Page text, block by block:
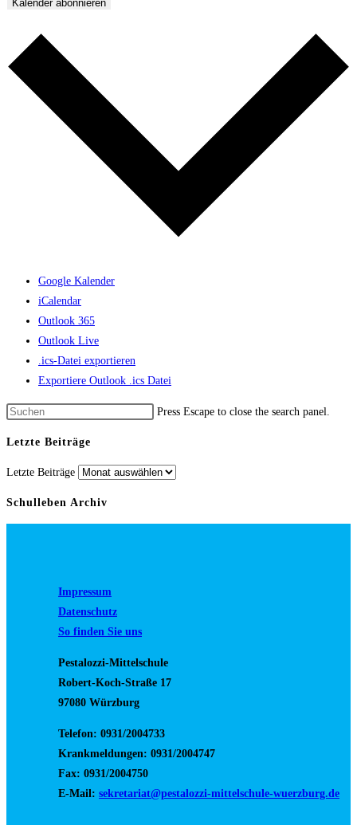
Kalender abonnieren
Google Kalender
iCalendar
Outlook 365
Outlook Live
.ics-Datei exportieren
Exportiere Outlook .ics Datei
Press Escape to close the search panel.
Letzte Beiträge
Letzte Beiträge
Schulleben Archiv
Impressum
Datenschutz
So finden Sie uns
Pestalozzi-Mittelschule
Robert-Koch-Straße 17
97080 Würzburg
Telefon: 0931/2004733
Krankmeldungen: 0931/2004747
Fax: 0931/2004750
E-Mail: sekretariat@pestalozzi-mittelschule-wuerzburg.de